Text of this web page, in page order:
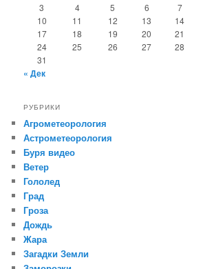
3
4 5 6 7
10
11 12 13 14
17
18 19 20 21
24
25 26 27 28
31
« Дек
РУБРИКИ
Агрометеорология
Астрометеорология
Буря видео
Ветер
Гололед
Град
Гроза
Дождь
Жара
Загадки Земли